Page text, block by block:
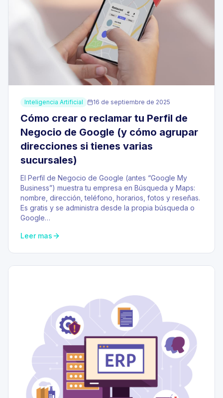
Inteligencia Artificial 16 de septiembre de 2025
Cómo crear o reclamar tu Perfil de
Negocio de Google (y cómo agrupar
direcciones si tienes varias
sucursales)
El Perfil de Negocio de Google (antes “Google My
Business”) muestra tu empresa en Búsqueda y Maps:
nombre, dirección, teléfono, horarios, fotos y reseñas.
Es gratis y se administra desde la propia búsqueda o
Google…
Leer mas